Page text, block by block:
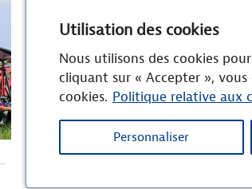
Utilisation des cookies
Nous utilisons des cookies
cliquant sur « Accepter »,
cookies. Politique relative aux
Personnaliser